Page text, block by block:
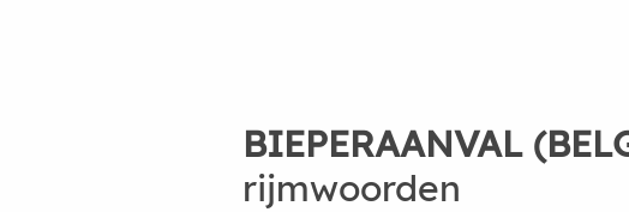
BIEPERAANVAL
rijmwoorden